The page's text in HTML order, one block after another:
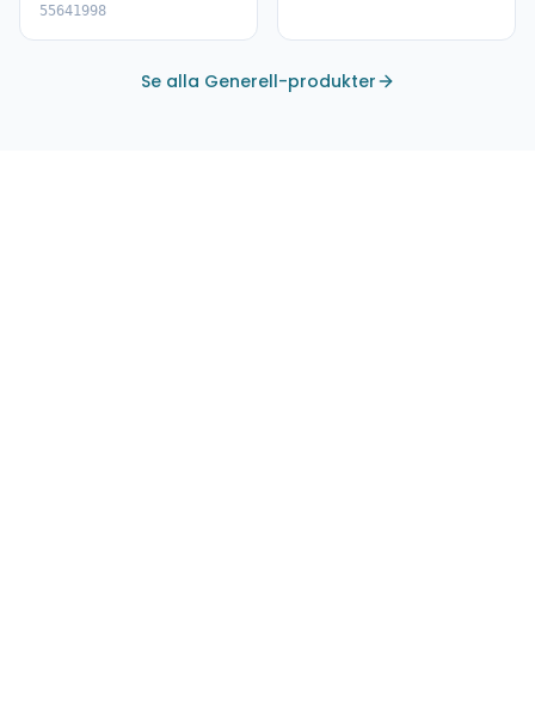
55641998
Se alla Generell-produkter